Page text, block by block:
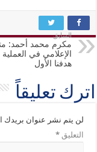
السابق
مكرم محمد أحمد:
الإعلامي في العملية
هدفنا الأول
اترك تعليقاً
لن يتم نشر عنوان بريدك
التعليق*